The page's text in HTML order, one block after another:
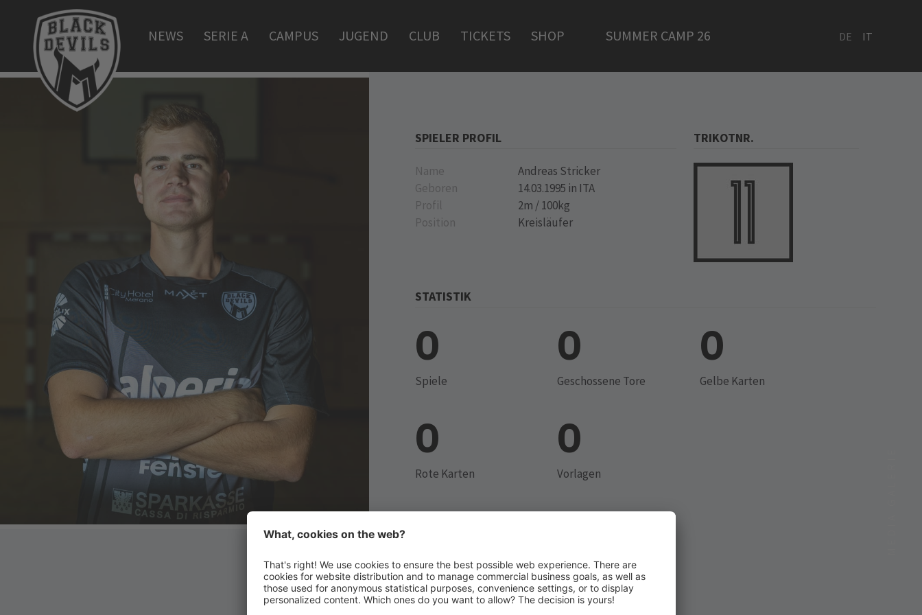
NEWS SERIE A CAMPUS JUGEND CLUB TICKETS SHOP SUMMER CAMP 26 DE IT
SPIELER PROFIL
Name
Andreas Stricker
Geboren
14.03.1995 in ITA
Profil
2m / 100kg
Position
Kreisläufer
TRIKOTNR.
STATISTIK
0
Spiele
0
Geschossene Tore
0
Gelbe Karten
0
Rote Karten
0
Vorlagen